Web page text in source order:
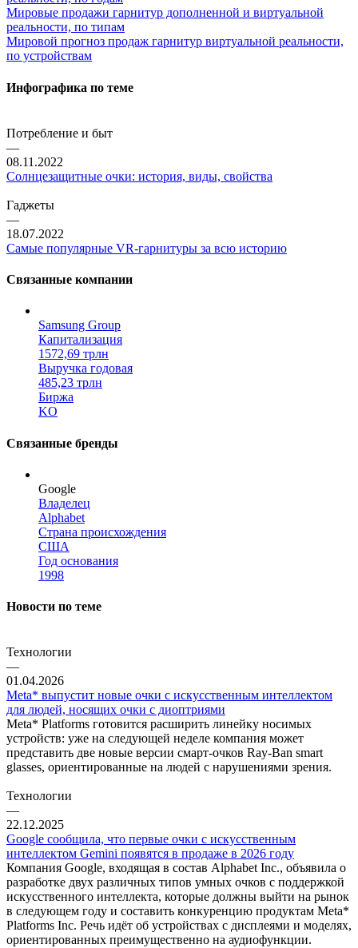
Мировые продажи гарнитур дополненной и виртуальной
реальности, по типам
Мировой прогноз продаж гарнитур виртуальной реальности,
по устройствам
Инфографика по теме
Потребление и быт
—
08.11.2022
Солнцезащитные очки: история, виды, свойства
Гаджеты
—
18.07.2022
Самые популярные VR-гарнитуры за всю историю
Связанные компании
Samsung Group
Капитализация
1572,69 трлн
Выручка годовая
485,23 трлн
Биржа
KO
Связанные бренды
Google
Владелец
Alphabet
Страна происхождения
США
Год основания
1998
Новости по теме
Технологии
—
01.04.2026
Meta* выпустит новые очки с искусственным интеллектом
для людей, носящих очки с диоптриями
Meta* Platforms готовится расширить линейку носимых
устройств: уже на следующей неделе компания может
представить две новые версии смарт-очков Ray-Ban smart
glasses, ориентированные на людей с нарушениями зрения.
Технологии
—
22.12.2025
Google сообщила, что первые очки с искусственным
интеллектом Gemini появятся в продаже в 2026 году
Компания Google, входящая в состав Alphabet Inc., объявила о
разработке двух различных типов умных очков с поддержкой
искусственного интеллекта, которые должны выйти на рынок
в следующем году и составить конкуренцию продуктам Meta*
Platforms Inc. Речь идёт об устройствах с дисплеями и моделях,
ориентированных преимущественно на аудиофункции.